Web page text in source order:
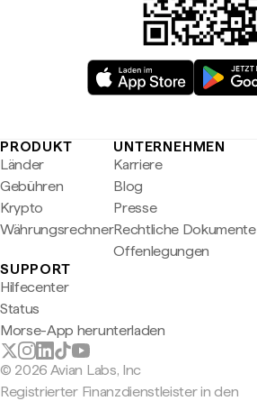
PRODUKT
Länder
Gebühren
Krypto
Währungsrechner
UNTERNEHMEN
Karriere
Blog
Presse
Rechtliche Dokumente
Offenlegungen
SUPPORT
Hilfecenter
Status
Morse-App herunterladen
© 2026 Avian Labs, Inc
Registrierter Finanzdienstleister in den